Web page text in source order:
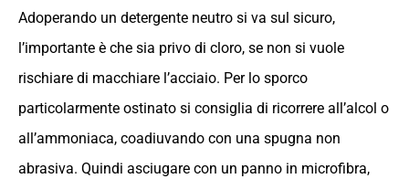
Adoperando un detergente neutro si va sul sicuro,
l’importante è che sia privo di cloro, se non si vuole
rischiare di macchiare l’acciaio. Per lo sporco
particolarmente ostinato si consiglia di ricorrere all’alcol o
all’ammoniaca, coadiuvando con una spugna non
abrasiva. Quindi asciugare con un panno in microfibra,